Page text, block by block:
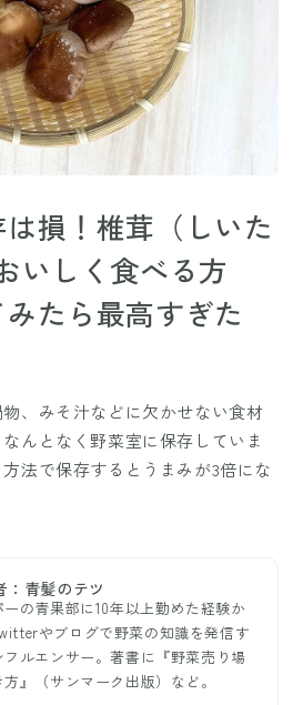
損！椎茸（しいた
いしく食べる方
たら最高すぎた
、みそ汁などに欠かせない食材
んとなく野菜室に保存していま
法で保存するとうまみが3倍にな
：青髪のテツ
ーの青果部に10年以上勤めた経験か
やブログで野菜の知識を発信す
フルエンサー。著書に『野菜売り場
』（サンマーク出版）など。